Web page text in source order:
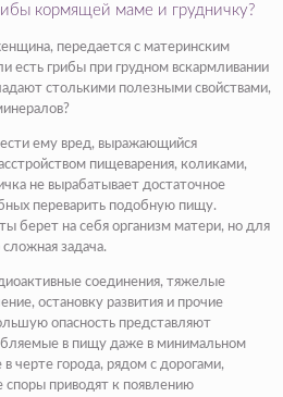
кормящей маме и грудничку?
передается с материнским
грибы при грудном вскармливании
столькими полезными свойствами,
ему вред, выражающийся
пищеварения, коликами,
не вырабатывает достаточное
переварить подобную пищу.
берет на себя организм матери, но для
задача.
соединения, тяжелые
остановку развития и прочие
опасность представляют
в пищу даже в минимальном
черте города, рядом с дорогами,
споры приводят к появлению